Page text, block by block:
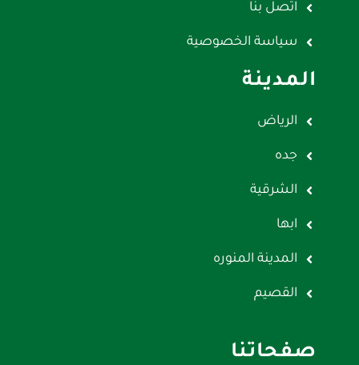
اتصل بنا
سياسة الخصوصية
المدينة
الرياض
جده
الشرقية
ابها
المدينة المنوره
القصيم
صفحاتنا